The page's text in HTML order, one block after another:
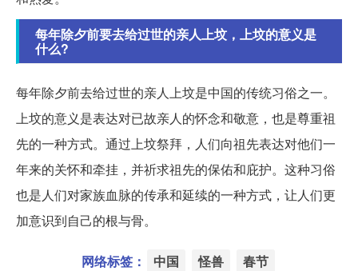
每年除夕前要去给过世的亲人上坟，上坟的意义是
什么?
每年除夕前去给过世的亲人上坟是中国的传统习俗之一。
上坟的意义是表达对已故亲人的怀念和敬意，也是尊重祖
先的一种方式。通过上坟祭拜，人们向祖先表达对他们一
年来的关怀和牵挂，并祈求祖先的保佑和庇护。这种习俗
也是人们对家族血脉的传承和延续的一种方式，让人们更
加意识到自己的根与骨。
网络标签： 中国 怪兽 春节